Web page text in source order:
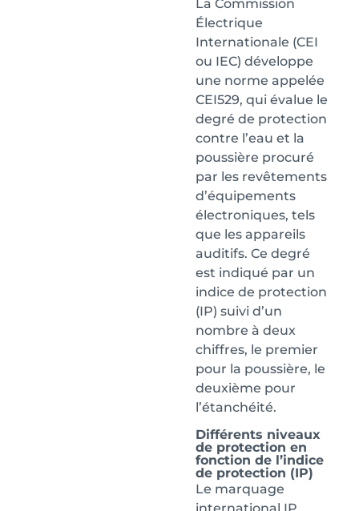
La Commission
Électrique
Internationale (CEI
ou IEC) développe
une norme appelée
CEI529, qui évalue le
degré de protection
contre l’eau et la
poussière procuré
par les revêtements
d’équipements
électroniques, tels
que les appareils
auditifs. Ce degré
est indiqué par un
indice de protection
(IP) suivi d’un
nombre à deux
chiffres, le premier
pour la poussière, le
deuxième pour
l’étanchéité.
Différents niveaux
de protection en
fonction de l’indice
de protection (IP)
Le marquage